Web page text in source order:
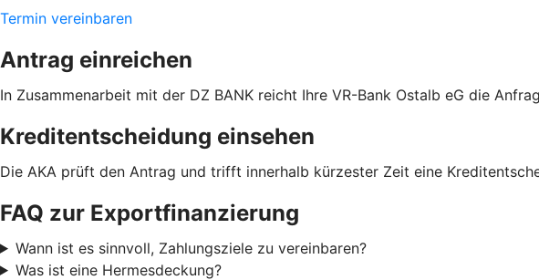
Termin vereinbaren
Antrag einreichen
In Zusammenarbeit mit der DZ BANK reicht Ihre VR-Bank Ostalb eG die
Kreditentscheidung einsehen
Die AKA prüft den Antrag und trifft innerhalb kürzester Zeit eine
FAQ zur Exportfinanzierung
Wann ist es sinnvoll, Zahlungsziele zu vereinbaren?
Was ist eine Hermesdeckung?